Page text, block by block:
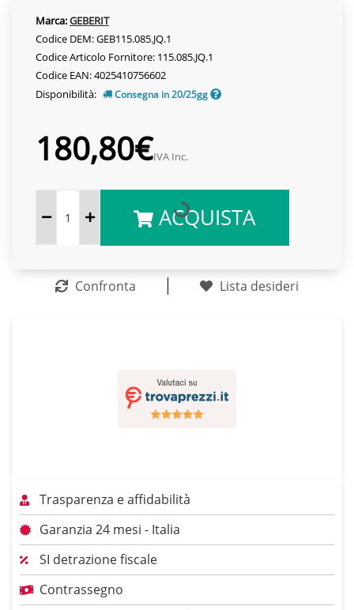
Marca:GEBERIT
Codice DEM: GEB115.085.JQ.1
Codice Articolo Fornitore: 115.085.JQ.1
Codice EAN: 4025410756602
Disponibilità:
Consegna in 20/25gg
180,80€IVA Inc.
ACQUISTA
Confronta Lista desideri
Trasparenza e affidabilità
Garanzia 24 mesi - Italia
SI detrazione fiscale
Contrassegno